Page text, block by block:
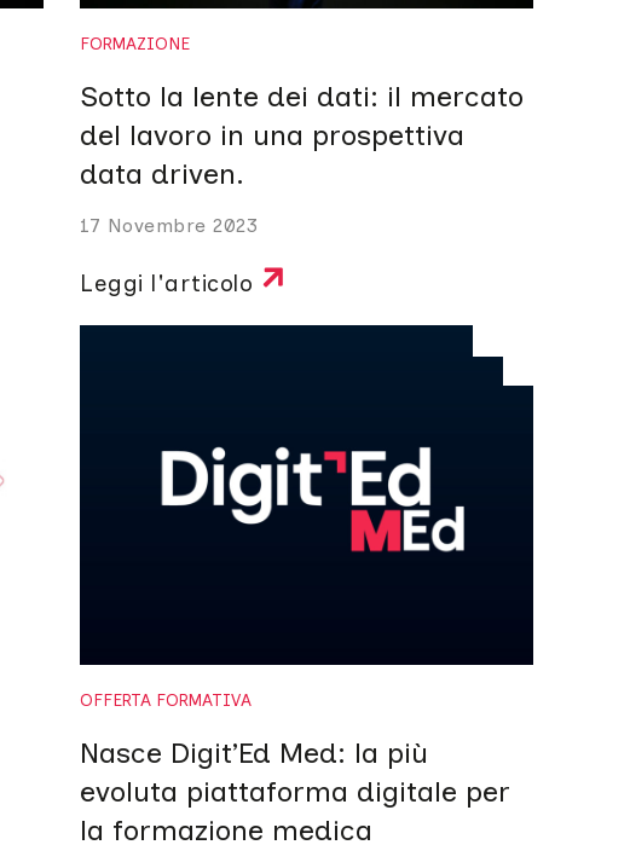
FORMAZIONE
Sotto la lente dei dati: il mercato
del lavoro in una prospettiva
data driven.
17 Novembre 2023
Leggi l'articolo
OFFERTA FORMATIVA
Nasce Digit’Ed Med: la più
evoluta piattaforma digitale per
la formazione medica